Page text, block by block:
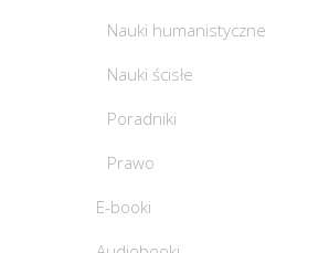
Nauki humanistyczne
Nauki ścisłe
Poradniki
Prawo
E-booki